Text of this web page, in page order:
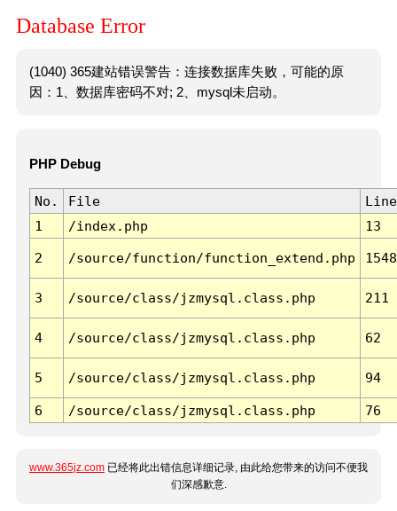
Database Error
(1040) 365建站错误警告：连接数据库失败，可能的原
因：1、数据库密码不对; 2、mysql未启动。
PHP Debug
No. File
Line
1
/index.php 13
2 /source/function/function_extend.php 1548
3 /source/class/jzmysql.class.php 211
4 /source/class/jzmysql.class.php 62
5 /source/class/jzmysql.class.php 94
6 /source/class/jzmysql.class.php 76
www.365jz.com 已经将此出错信息详细记录, 由此给您带来的访问不便我
们深感歉意.